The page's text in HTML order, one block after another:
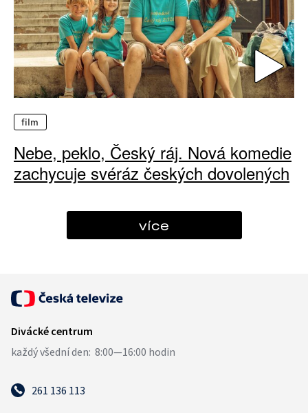
film
Nebe, peklo, Český ráj. Nová komedie
zachycuje svéráz českých dovolených
více
261 136 113